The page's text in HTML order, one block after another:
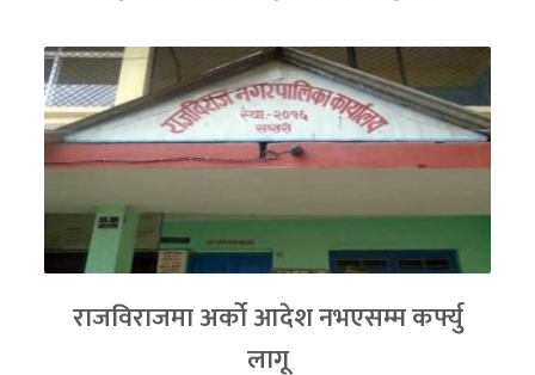
राजविराजमा अर्को आदेश नभएसम्म कर्फ्यु
लागू